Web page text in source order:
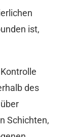
ist,
des
Schichten,